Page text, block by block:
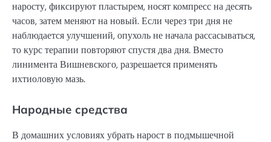
наросту, фиксируют пластырем, носят компресс на десять
часов, затем меняют на новый. Если через три дня не
наблюдается улучшений, опухоль не начала рассасываться,
то курс терапии повторяют спустя два дня. Вместо
линимента Вишневского, разрешается применять
ихтиоловую мазь.
Народные средства
В домашних условиях убрать нарост в подмышечной